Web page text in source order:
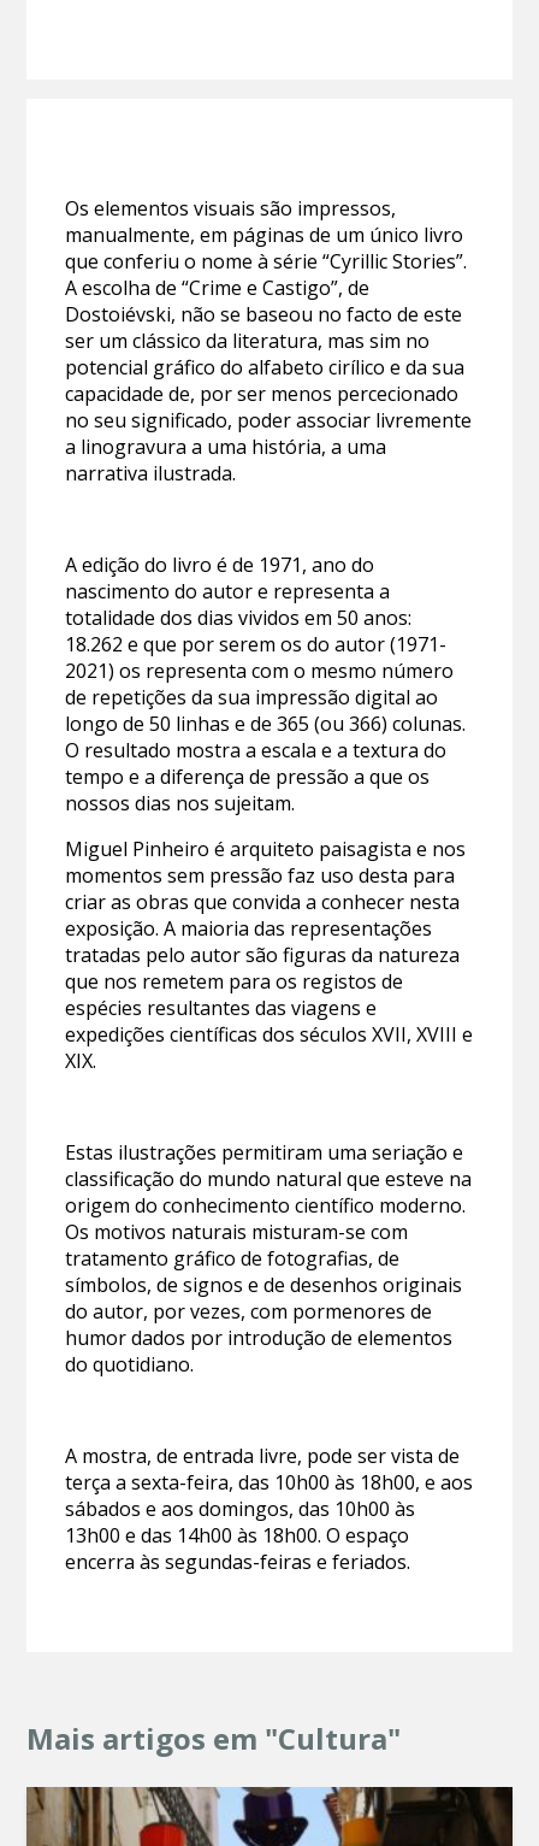
Os elementos visuais são impressos,
manualmente, em páginas de um único livro
que conferiu o nome à série “Cyrillic Stories”.
A escolha de “Crime e Castigo”, de
Dostoiévski, não se baseou no facto de este
ser um clássico da literatura, mas sim no
potencial gráfico do alfabeto cirílico e da sua
capacidade de, por ser menos percecionado
no seu significado, poder associar livremente
a linogravura a uma história, a uma
narrativa ilustrada.
A edição do livro é de 1971, ano do
nascimento do autor e representa a
totalidade dos dias vividos em 50 anos:
18.262 e que por serem os do autor (1971-
2021) os representa com o mesmo número
de repetições da sua impressão digital ao
longo de 50 linhas e de 365 (ou 366) colunas.
O resultado mostra a escala e a textura do
tempo e a diferença de pressão a que os
nossos dias nos sujeitam.
Miguel Pinheiro é arquiteto paisagista e nos
momentos sem pressão faz uso desta para
criar as obras que convida a conhecer nesta
exposição. A maioria das representações
tratadas pelo autor são figuras da natureza
que nos remetem para os registos de
espécies resultantes das viagens e
expedições científicas dos séculos XVII, XVIII e
XIX.
Estas ilustrações permitiram uma seriação e
classificação do mundo natural que esteve na
origem do conhecimento científico moderno.
Os motivos naturais misturam-se com
tratamento gráfico de fotografias, de
símbolos, de signos e de desenhos originais
do autor, por vezes, com pormenores de
humor dados por introdução de elementos
do quotidiano.
A mostra, de entrada livre, pode ser vista de
terça a sexta-feira, das 10h00 às 18h00, e aos
sábados e aos domingos, das 10h00 às
13h00 e das 14h00 às 18h00. O espaço
encerra às segundas-feiras e feriados.
Mais artigos em "Cultura"